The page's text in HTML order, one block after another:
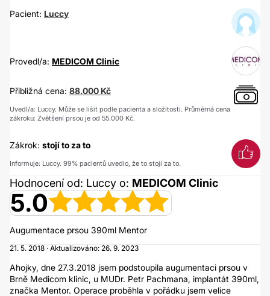
Pacient: Luccy
Provedl/a: MEDICOM Clinic
Přibližná cena: 88.000 Kč
Uvedl/a: Luccy. Může se lišit podle pacienta a složitosti. Průměrná cena
zákroku: Zvětšení prsou je od 55.000 Kč.
Zákrok: stojí to za to
Informuje: Luccy. 99% pacientů uvedlo, že to stojí za to.
Hodnocení od: Luccy o: MEDICOM Clinic
5.0
Augumentace prsou 390ml Mentor
21. 5. 2018 · Aktualizováno: 26. 9. 2023
Ahojky, dne 27.3.2018 jsem podstoupila augumentaci prsou v
Brně Medicom klinic, u MUDr. Petr Pachmana, implantát 390ml,
značka Mentor. Operace proběhla v pořádku jsem velice